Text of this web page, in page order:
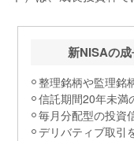
新NISAの
整理銘柄や監理銘
信託期間20年未満
毎月分配型の投資
デリバティブ取引